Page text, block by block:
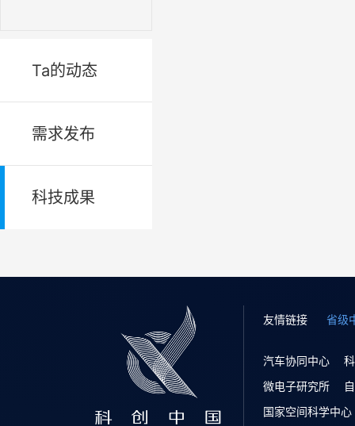
Ta的动态
需求发布
科技成果
友情链接 省级
汽车协同中心
微电子研究所
国家空间科学中心